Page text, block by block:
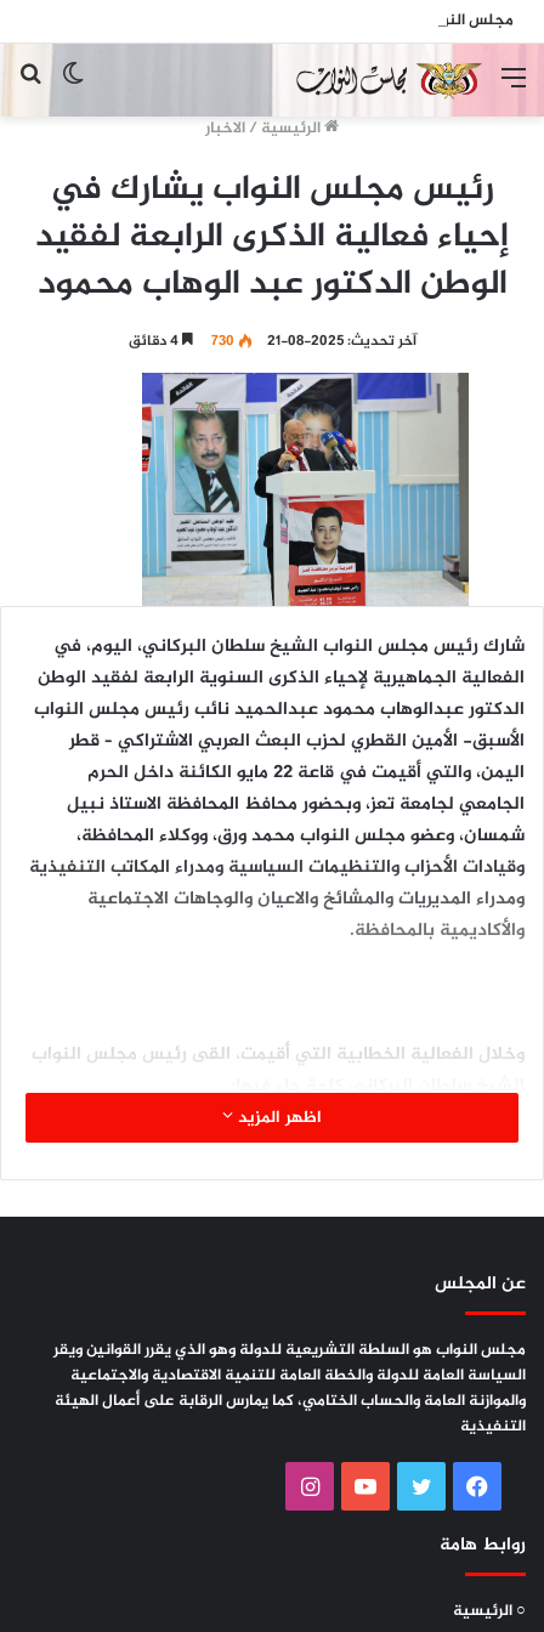
الوضع
المظلم
القائمة
الرئيسية/الاخبار
رئيس مجلس النواب يشارك في
إحياء فعالية الذكرى الرابعة لفقيد
الوطن الدكتور عبد الوهاب محمود
آخر تحديث: 2025-08-21 730 4 دقائق
شارك رئيس مجلس النواب الشيخ سلطان البركاني، اليوم، في
الفعالية الجماهيرية لإحياء الذكرى السنوية الرابعة لفقيد الوطن
الدكتور عبدالوهاب محمود عبدالحميد نائب رئيس مجلس النواب
الأسبق- الأمين القطري لحزب البعث العربي الاشتراكي – قطر
اليمن، والتي أقيمت في قاعة 22 مايو الكائنة داخل الحرم
الجامعي لجامعة تعز، وبحضور محافظ المحافظة الاستاذ نبيل
شمسان، وعضو مجلس النواب محمد ورق، ووكلاء المحافظة،
وقيادات الأحزاب والتنظيمات السياسية ومدراء المكاتب التنفيذية
ومدراء المديريات والمشائخ والاعيان والوجاهات الاجتماعية
والأكاديمية بالمحافظة.
وخلال الفعالية الخطابية التي أقيمت، القى رئيس مجلس النواب
الشيخ سلطان البركاني كلمة جاء فيها:
بسم الله الرحمن الرحيم
((يَا أَيَّتُهَا النَّفْسُ الْمُطْمَئِنَّةُ ارْجِعِي إِلَى رَبِّكِ رَاضِيَةً مَرْضِيَّةً
فَادْخُلِي فِي عِبَادِي وَادْخُلِي جَنَّتِي))
صدق الله العظيم…
السلام عليك عبدالوهاب محمود، أيها الغائب الحاضر بيننا …
السلام عليك أيها الفجر الذي غادرنا وبقي نوره يضيء لنا طريق
اظهر المزيد
عن المجلس
مجلس النواب هو السلطة التشريعية للدولة وهو الذي يقرر القوانين ويقر
السياسة العامة للدولة والخطة العامة للتنمية الاقتصادية والاجتماعية
والموازنة العامة والحساب الختامي، كما يمارس الرقابة على أعمال الهيئة
التنفيذية
فيسبوك تويتر يوتيوب
روابط هامة
○ الرئيسية